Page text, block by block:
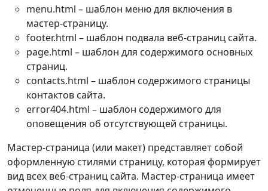
D :/project/app/ +
templates /index
# приложение electronics - файл
найден
D:/ project
templates /index. html
menu.html – шаблон меню для включения в
мастер-страницу.
footer.html – шаблон подвала веб-страниц сайта.
page.html – шаблон для содержимого основных
страниц.
contacts.html – шаблон содержимого страницы
контактов сайта.
error404.html – шаблон содержимого для
оповещения об отсутствующей страницы.
Мастер-страница (или макет) представляет собой
оформленную стилями страницу, которая формирует
вид всех веб-страниц сайта. Мастер-страница имеет